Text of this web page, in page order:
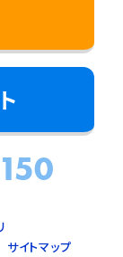
サイトマップ